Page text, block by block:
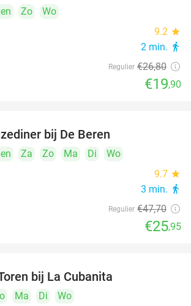
Zo
Wo
9.2 star
2 min. directions_walk
Regulier €26,80
€19,90
bij De Beren
Za Zo Ma Di
Wo
9.7 star
3 min. directions_walk
Regulier €47,70
€25,95
bij La Cubanita
Ma Di
Wo